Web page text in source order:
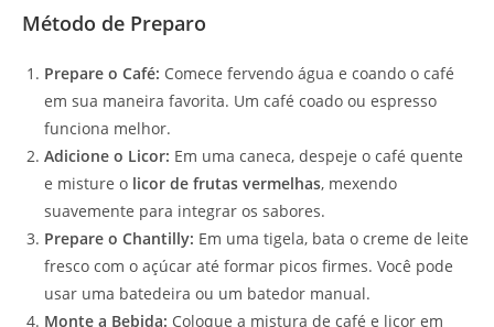
Método de Preparo
Prepare o Café: Comece fervendo água e coando o café
em sua maneira favorita. Um café coado ou espresso
funciona melhor.
Adicione o Licor: Em uma caneca, despeje o café quente
e misture o licor de frutas vermelhas, mexendo
suavemente para integrar os sabores.
Prepare o Chantilly: Em uma tigela, bata o creme de leite
fresco com o açúcar até formar picos firmes. Você pode
usar uma batedeira ou um batedor manual.
Monte a Bebida: Coloque a mistura de café e licor em